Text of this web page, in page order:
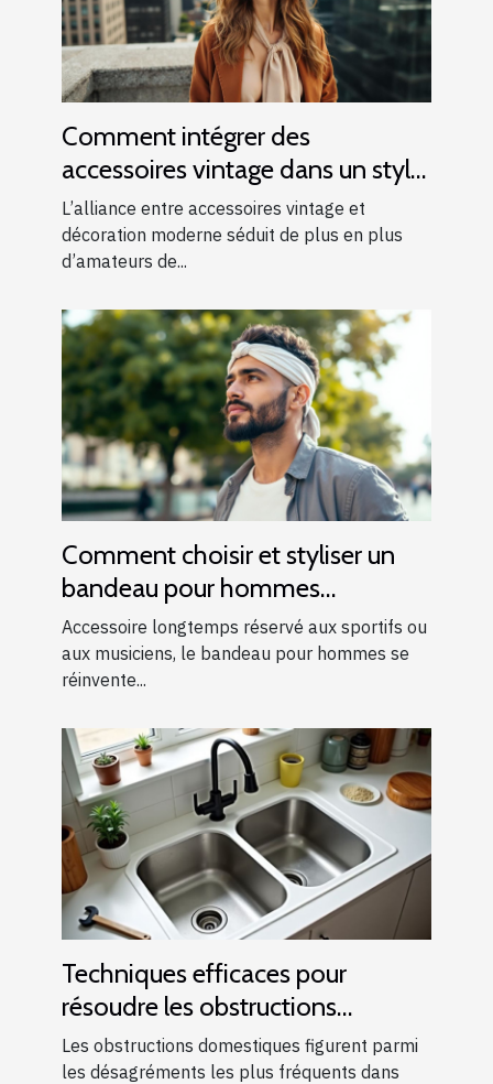
Comment intégrer des
accessoires vintage dans un style
moderne ?
L’alliance entre accessoires vintage et
décoration moderne séduit de plus en plus
d’amateurs de...
Comment choisir et styliser un
bandeau pour hommes
modernes ?
Accessoire longtemps réservé aux sportifs ou
aux musiciens, le bandeau pour hommes se
réinvente...
Techniques efficaces pour
résoudre les obstructions
domestiques courantes
Les obstructions domestiques figurent parmi
les désagréments les plus fréquents dans